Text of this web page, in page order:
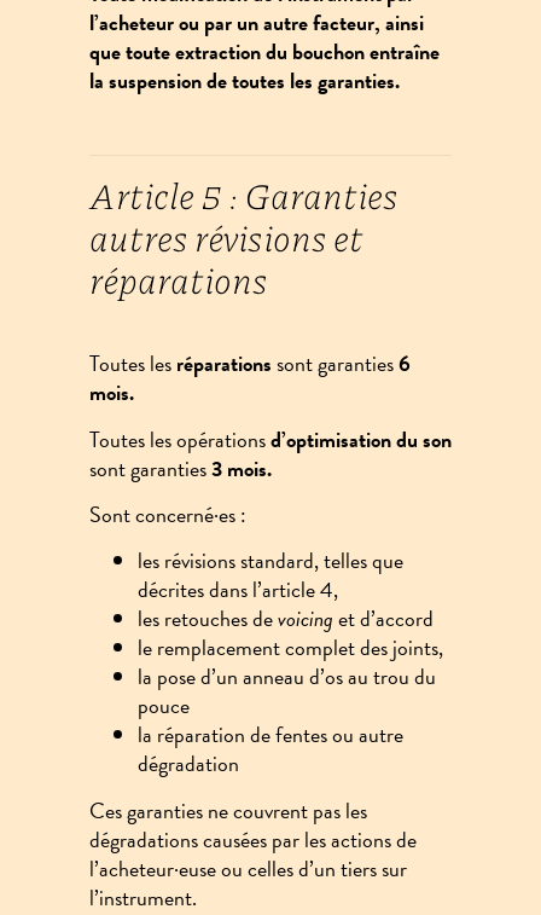
l’acheteur ou par un autre facteur, ainsi
que toute extraction du bouchon entraîne
la suspension de toutes les garanties.
Article 5 : Garanties
autres révisions et
réparations
Toutes lesréparationssont garanties6
mois.
Toutes les opérationsd’optimisation du son
sont garanties3 mois.
Sont concerné·es :
les révisions standard, telles que
décrites dans l’article 4,
les retouches devoicinget d’accord
le remplacement complet des joints,
la pose d’un anneau d’os au trou du
pouce
la réparation de fentes ou autre
dégradation
Ces garanties ne couvrent pas les
dégradations causées par les actions de
l’acheteur·euse ou celles d’un tiers sur
l’instrument.